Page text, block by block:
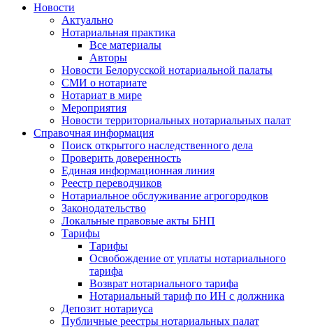
Новости
Актуально
Нотариальная практика
Все материалы
Авторы
Новости Белорусской нотариальной палаты
СМИ о нотариате
Нотариат в мире
Мероприятия
Новости территориальных нотариальных палат
Справочная информация
Поиск открытого наследственного дела
Проверить доверенность
Единая информационная линия
Реестр переводчиков
Нотариальное обслуживание агрогородков
Законодательство
Локальные правовые акты БНП
Тарифы
Тарифы
Освобождение от уплаты нотариального
тарифа
Возврат нотариального тарифа
Нотариальный тариф по ИН с должника
Депозит нотариуса
Публичные реестры нотариальных палат